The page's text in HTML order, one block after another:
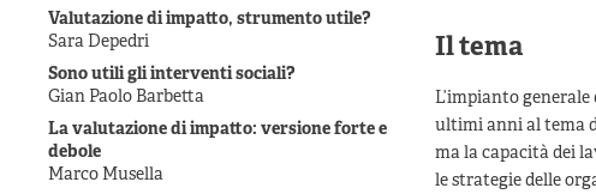
Valutazione di impatto, strumento utile?
Sara Depedri
Sono utili gli interventi sociali?
Gian Paolo Barbetta
La valutazione di impatto: versione forte e
debole
Marco Musella
Il tema
L’impianto
ultimi anni al tema
ma la capacità dei
le strategie delle